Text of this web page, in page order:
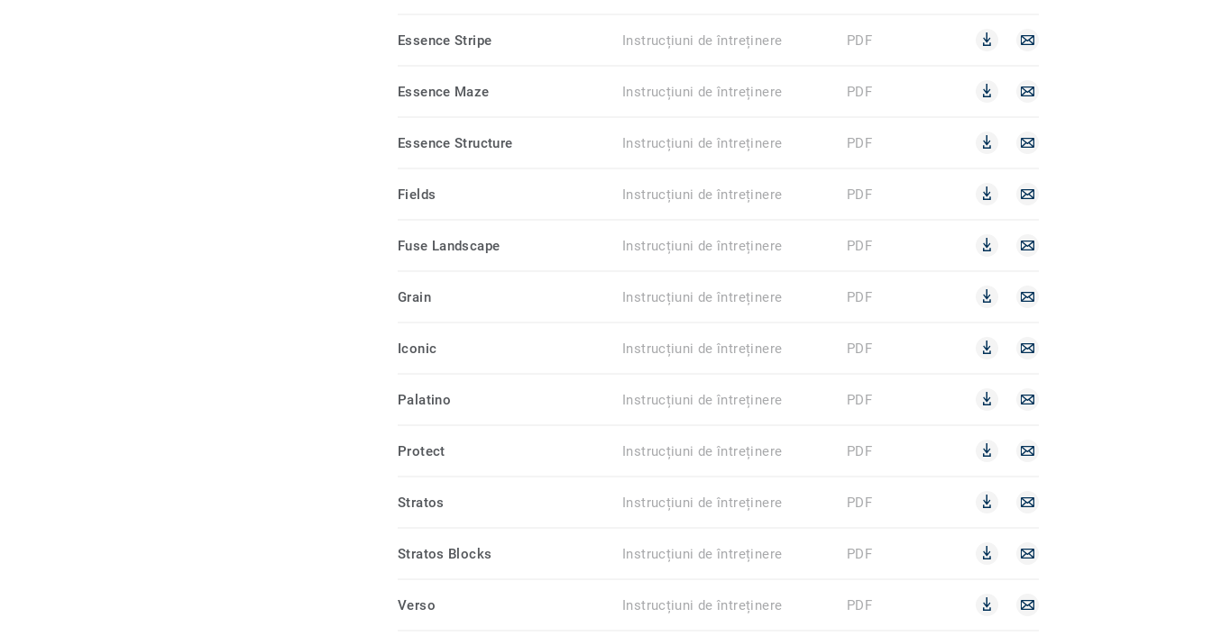
Essence Stripe Instrucțiuni de întreținere PDF
Essence Maze Instrucțiuni de întreținere PDF
Essence Structure Instrucțiuni de întreținere PDF
Fields Instrucțiuni de întreținere PDF
Fuse Landscape Instrucțiuni de întreținere PDF
Grain Instrucțiuni de întreținere PDF
Iconic Instrucțiuni de întreținere PDF
Palatino Instrucțiuni de întreținere PDF
Protect Instrucțiuni de întreținere PDF
Stratos Instrucțiuni de întreținere PDF
Stratos Blocks Instrucțiuni de întreținere PDF
Verso Instrucțiuni de întreținere PDF